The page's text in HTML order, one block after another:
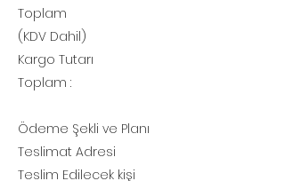
Toplam
(KDV Dahil)
Kargo Tutarı
Toplam :
Ödeme Şekli ve Planı
Teslimat Adresi
Teslim Edilecek kişi